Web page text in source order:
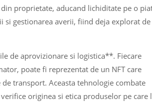
proprietate, aducand lichiditate pe o
gestionarea averii, fiind deja explorat de
de aprovizionare si logistica**. Fiecare
poate fi reprezentat de un NFT care
transport. Aceasta tehnologie combate
originea si etica produselor pe care